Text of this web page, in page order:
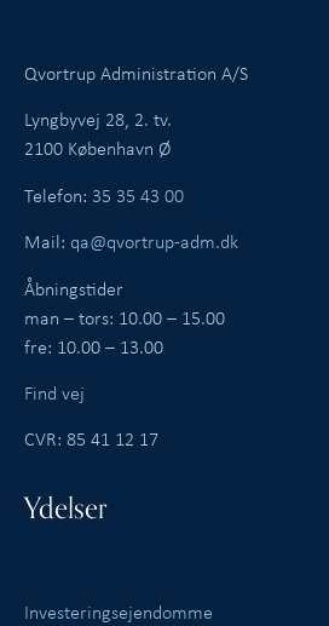
Qvortrup Administration A/S
Lyngbyvej 28, 2. tv.
2100 København Ø
Telefon: 35 35 43 00
Mail: qa@qvortrup-adm.dk
Åbningstider
man – tors: 10.00 – 15.00
fre: 10.00 – 13.00
Find vej
CVR: 85 41 12 17
Ydelser
Investeringsejendomme